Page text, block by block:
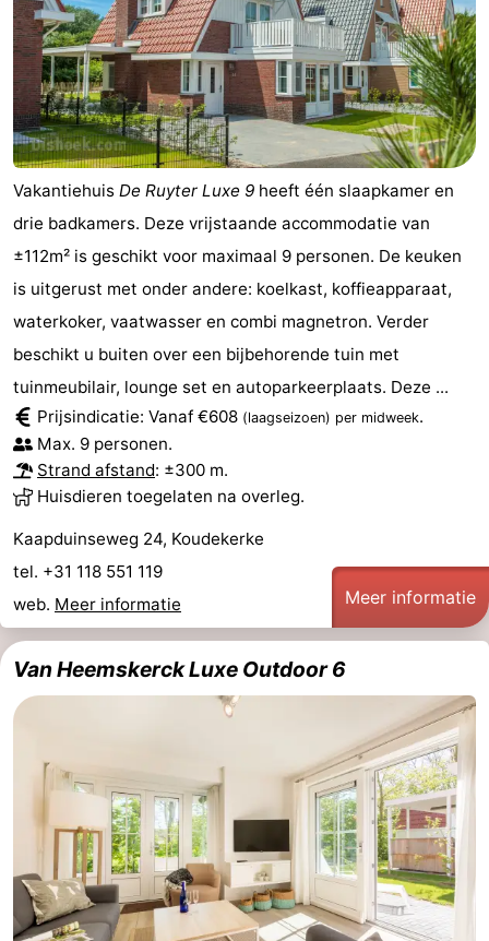
Nieuwvliet
-
Sluis
-
Cadzand
-
Natuur
Het
Zwin
Weer
Contact
Vakantiehuis De Ruyter Luxe 9 heeft één slaapkamer en
drie badkamers. Deze vrijstaande accommodatie van
±112m² is geschikt voor maximaal 9 personen. De keuken
is uitgerust met onder andere: koelkast, koffieapparaat,
waterkoker, vaatwasser en combi magnetron. Verder
beschikt u buiten over een bijbehorende tuin met
tuinmeubilair, lounge set en autoparkeerplaats. Deze ...
Prijsindicatie: Vanaf €608 (laagseizoen) per midweek.
Max. 9 personen.
Strand afstand: ±300 m.
Huisdieren toegelaten na overleg.
Kaapduinseweg 24, Koudekerke
tel. +31 118 551 119
web. Meer informatie Meer informatie
Van Heemskerck Luxe Outdoor 6